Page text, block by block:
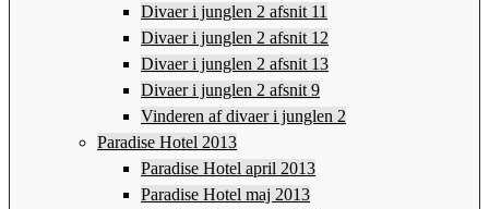
Divaer i junglen 2 afsnit 11
Divaer i junglen 2 afsnit 12
Divaer i junglen 2 afsnit 13
Divaer i junglen 2 afsnit 9
Vinderen af divaer i junglen 2
Paradise Hotel 2013
Paradise Hotel april 2013
Paradise Hotel maj 2013